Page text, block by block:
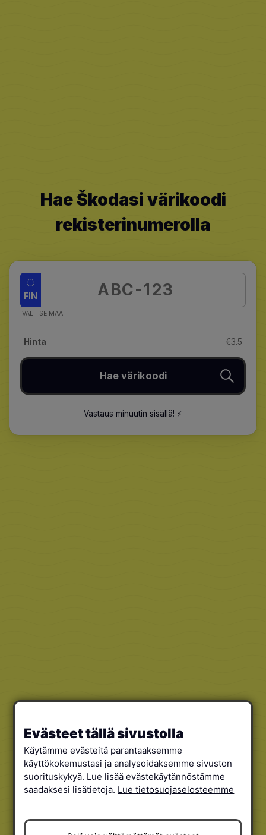
Hae Škodasi värikoodi
rekisterinumerolla
FIN
VALITSE MAA
Hinta €3.5
Hae värikoodi
Vastaus minuutin sisällä! ⚡️
Evästeet tällä sivustolla
Käytämme evästeitä parantaaksemme
käyttökokemustasi ja analysoidaksemme sivuston
suorituskykyä. Lue lisää evästekäytännöstämme
saadaksesi lisätietoja. Lue tietosuojaselosteemme